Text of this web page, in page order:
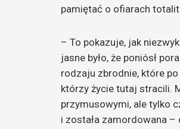
pamiętać o ofiarach
– To pokazuje, jak
jasne było, że poniósł
rodzaju zbrodnie, które
którzy życie tutaj stracili.
przymusowymi, ale tylko
i została zamordowana